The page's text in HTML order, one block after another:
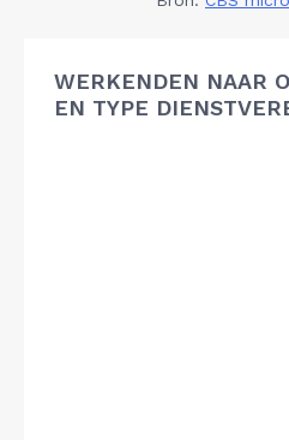
WERKENDEN NAAR
EN TYPE